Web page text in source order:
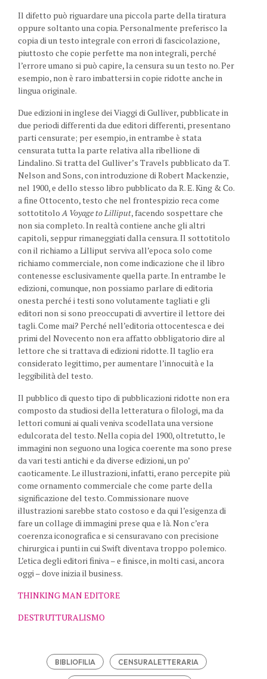
Il difetto può riguardare una piccola parte della tiratura
oppure soltanto una copia. Personalmente preferisco la
copia di un testo integrale con errori di fascicolazione,
piuttosto che copie perfette ma non integrali, perché
l’errore umano si può capire, la censura su un testo no. Per
esempio, non è raro imbattersi in copie ridotte anche in
lingua originale.
Due edizioni in inglese dei Viaggi di Gulliver, pubblicate in
due periodi differenti da due editori differenti, presentano
parti censurate; per esempio, in entrambe è stata
censurata tutta la parte relativa alla ribellione di
Lindalino. Si tratta del Gulliver’s Travels pubblicato da T.
Nelson and Sons, con introduzione di Robert Mackenzie,
nel 1900, e dello stesso libro pubblicato da R. E. King & Co.
a fine Ottocento, testo che nel frontespizio reca come
sottotitoloA Voyage to Lilliput, facendo sospettare che
non sia completo. In realtà contiene anche gli altri
capitoli, seppur rimaneggiati dalla censura. Il sottotitolo
con il richiamo a Lilliput serviva all’epoca solo come
richiamo commerciale, non come indicazione che il libro
contenesse esclusivamente quella parte. In entrambe le
edizioni, comunque, non possiamo parlare di editoria
onesta perché i testi sono volutamente tagliati e gli
editori non si sono preoccupati di avvertire il lettore dei
tagli. Come mai? Perché nell’editoria ottocentesca e dei
primi del Novecento non era affatto obbligatorio dire al
lettore che si trattava di edizioni ridotte. Il taglio era
considerato legittimo, per aumentare l’innocuità e la
leggibilità del testo.
Il pubblico di questo tipo di pubblicazioni ridotte non era
composto da studiosi della letteratura o filologi, ma da
lettori comuni ai quali veniva scodellata una versione
edulcorata del testo. Nella copia del 1900, oltretutto, le
immagini non seguono una logica coerente ma sono prese
da vari testi antichi e da diverse edizioni, un po’
caoticamente. Le illustrazioni, infatti, erano percepite più
come ornamento commerciale che come parte della
significazione del testo. Commissionare nuove
illustrazioni sarebbe stato costoso e da qui l’esigenza di
fare un collage di immagini prese qua e là. Non c’era
coerenza iconografica e si censuravano con precisione
chirurgica i punti in cui Swift diventava troppo polemico.
L’etica degli editori finiva – e finisce, in molti casi, ancora
oggi – dove inizia il business.
THINKING MAN EDITORE
DESTRUTTURALISMO
BIBLIOFILIA CENSURALETTERARIA